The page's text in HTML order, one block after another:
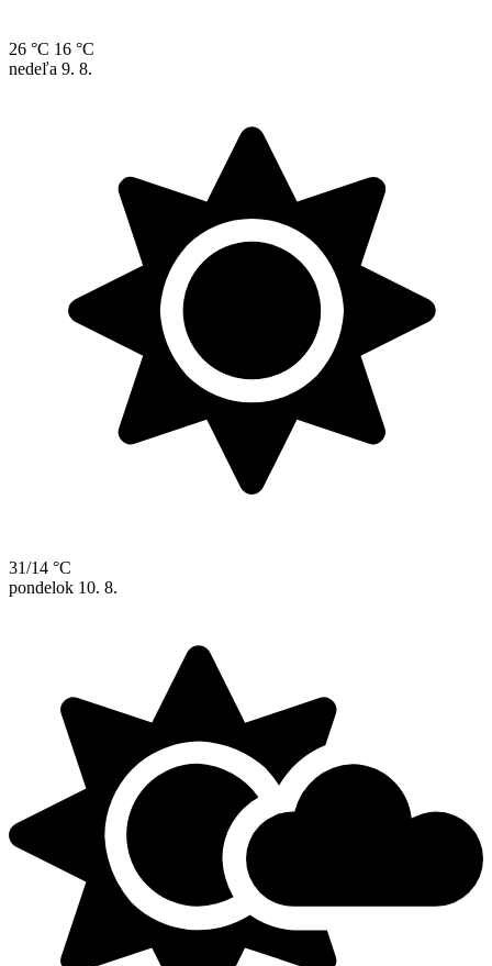
26 °C 16 °C
nedeľa 9. 8.
31/14 °C
pondelok 10. 8.